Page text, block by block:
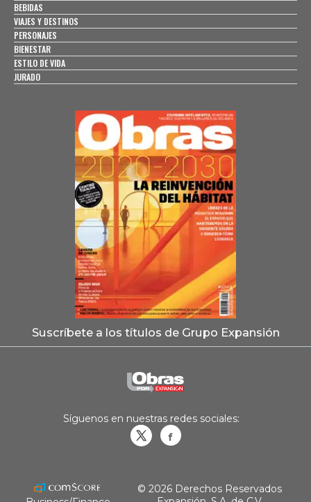
BEBIDAS
VIAJES Y DESTINOS
PERSONAJES
BIENESTAR
ESTILO DE VIDA
JURADO
Suscríbete a los títulos de Grupo Expansión
Síguenos en nuestras redes sociales:
© 2026 Derechos Reservados